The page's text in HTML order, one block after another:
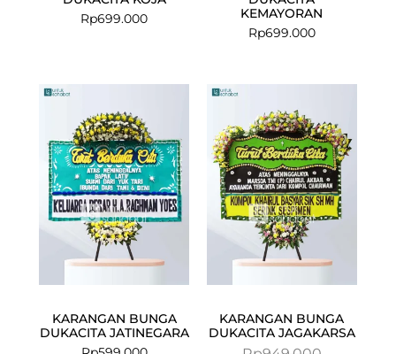
Rp699.000
KEMAYORAN
Rp699.000
KARANGAN BUNGA
DUKACITA JATINEGARA
KARANGAN BUNGA
DUKACITA JAGAKARSA
was:
Rp949.000.
is:
Rp924.500.